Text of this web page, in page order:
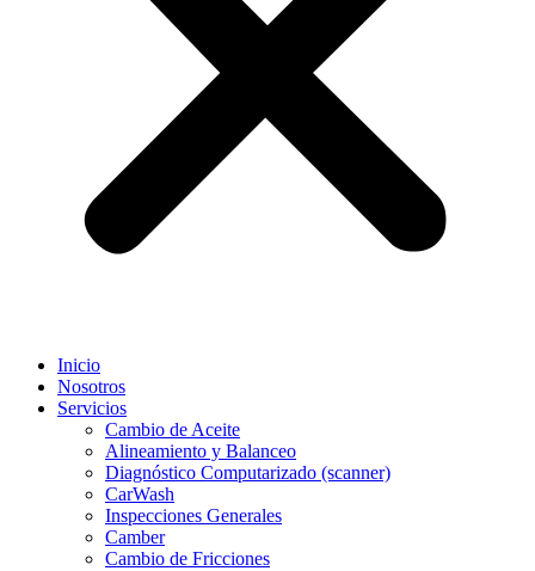
Inicio
Nosotros
Servicios
Cambio de Aceite
Alineamiento y Balanceo
Diagnóstico Computarizado (scanner)
CarWash
Inspecciones Generales
Camber
Cambio de Fricciones